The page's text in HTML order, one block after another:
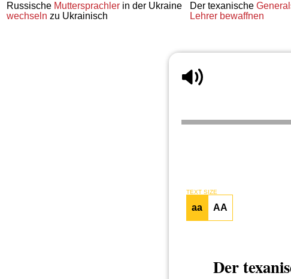
Russische Muttersprachler in der Ukraine
wechseln zu Ukrainisch
Der texanische
Lehrer bewaffnen
TEXT SIZE
aa AA
Der